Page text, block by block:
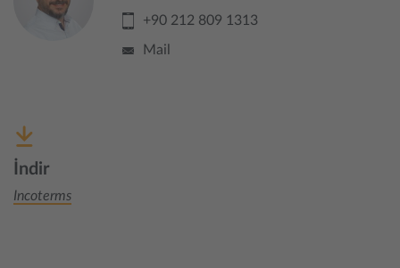
+90 212 809 1313
Mail
İndir
Incoterms